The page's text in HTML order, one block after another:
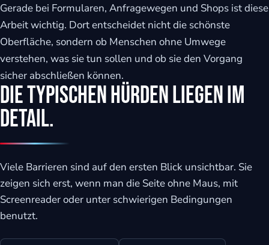
Gerade bei Formularen, Anfragewegen und Shops ist diese
Arbeit wichtig. Dort entscheidet nicht die schönste
Oberfläche, sondern ob Menschen ohne Umwege
verstehen, was sie tun sollen und ob sie den Vorgang
sicher abschließen können.
Die typischen Hürden liegen im
Detail.
Viele Barrieren sind auf den ersten Blick unsichtbar. Sie
zeigen sich erst, wenn man die Seite ohne Maus, mit
Screenreader oder unter schwierigen Bedingungen
benutzt.